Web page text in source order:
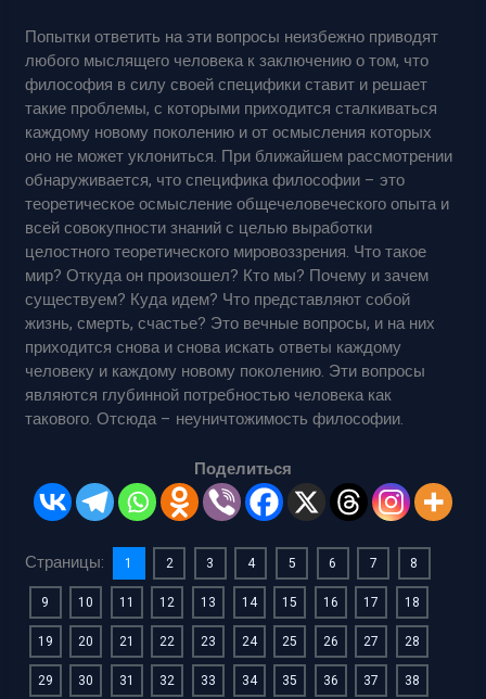
Попытки ответить на эти вопросы неизбежно приводят
любого мыслящего человека к заключению о том, что
философия в силу своей специфики ставит и решает
такие проблемы, с которыми приходится сталкиваться
каждому новому поколению и от осмысления которых
оно не может уклониться. При ближайшем рассмотрении
обнаруживается, что специфика философии – это
теоретическое осмысление общечеловеческого опыта и
всей совокупности знаний с целью выработки
целостного теоретического мировоззрения. Что такое
мир? Откуда он произошел? Кто мы? Почему и зачем
существуем? Куда идем? Что представляют собой
жизнь, смерть, счастье? Это вечные вопросы, и на них
приходится снова и снова искать ответы каждому
человеку и каждому новому поколению. Эти вопросы
являются глубинной потребностью человека как
такового. Отсюда – неуничтожимость философии.
Поделиться
Страницы: 1 2 3 4 5 6 7
8
9
10 11 12 13 14 15 16 17
18
19
20 21 22 23 24 25 26 27
28
29
30 31 32 33 34 35 36 37
38